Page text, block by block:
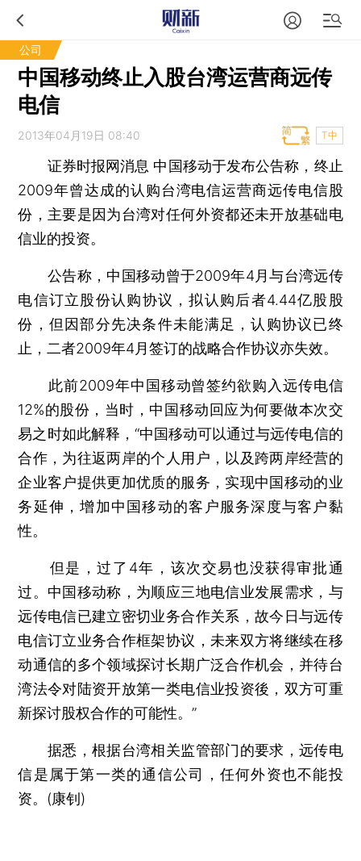
公司
中国移动终止入股台湾运营商远传
电信
2013年04月19日 08:40 T中
证券时报网消息 中国移动于发布公告称，终止
2009年曾达成的认购台湾电信运营商远传电信股
份，主要是因为台湾对任何外资都还未开放基础电
信业的投资。
公告称，中国移动曾于2009年4月与台湾远传
电信订立股份认购协议，拟认购后者4.44亿股股
份，但因部分先决条件未能满足，认购协议已终
止，二者2009年4月签订的战略合作协议亦失效。
此前2009年中国移动曾签约欲购入远传电信
12%的股份，当时，中国移动回应为何要做本次交
易之时如此解释，“中国移动可以通过与远传电信的
合作，为往返两岸的个人用户，以及跨两岸经营的
企业客户提供更加优质的服务，实现中国移动的业
务延伸，增加中国移动的客户服务深度与客户黏
性。
但是，过了4年，该次交易也没获得审批通
过。中国移动称，为顺应三地电信业发展需求，与
远传电信已建立密切业务合作关系，故今日与远传
电信订立业务合作框架协议，未来双方将继续在移
动通信的多个领域探讨长期广泛合作机会，并待台
湾法令对陆资开放第一类电信业投资後，双方可重
新探讨股权合作的可能性。”
据悉，根据台湾相关监管部门的要求，远传电
信是属于第一类的通信公司，任何外资也不能投
资。(康钊)